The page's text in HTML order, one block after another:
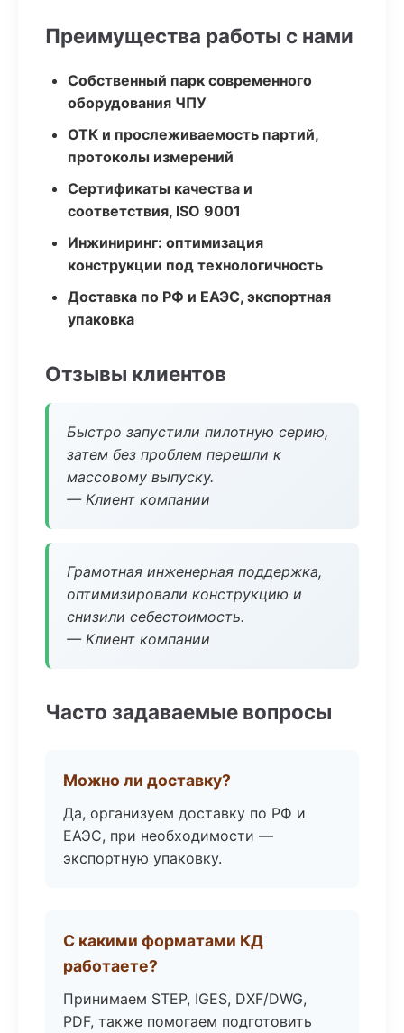
Преимущества работы с нами
Собственный парк современного
оборудования ЧПУ
ОТК и прослеживаемость партий,
протоколы измерений
Сертификаты качества и
соответствия, ISO 9001
Инжиниринг: оптимизация
конструкции под технологичность
Доставка по РФ и ЕАЭС, экспортная
упаковка
Отзывы клиентов
Быстро запустили пилотную серию,
затем без проблем перешли к
массовому выпуску.
— Клиент компании
Грамотная инженерная поддержка,
оптимизировали конструкцию и
снизили себестоимость.
— Клиент компании
Часто задаваемые вопросы
Можно ли доставку?
Да, организуем доставку по РФ и
ЕАЭС, при необходимости —
экспортную упаковку.
С какими форматами КД
работаете?
Принимаем STEP, IGES, DXF/DWG,
PDF, также помогаем подготовить